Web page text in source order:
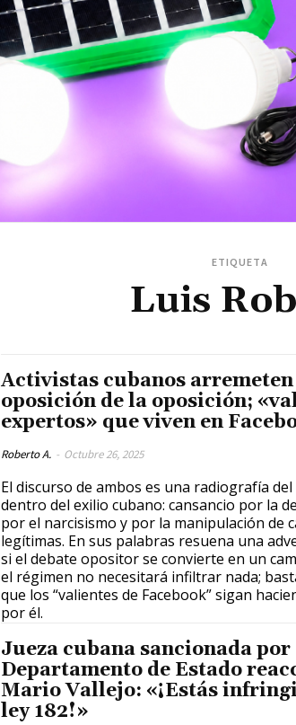
ETIQUETA
Luis
Activistas cubanos
oposición de la oposición;
expertos» que viven en
Roberto A. - Octubre 26, 2025
El discurso de ambos es una radiografía
dentro del exilio cubano: cansancio por la
por el narcisismo y por la manipulación de
legítimas. En sus palabras resuena una
si el debate opositor se convierte en un
el régimen no necesitará infiltrar nada;
que los “valientes de Facebook” sigan
por él.
Jueza cubana sancionada por
Departamento de Estado
Mario Vallejo: «¡Estás
ley 182!»